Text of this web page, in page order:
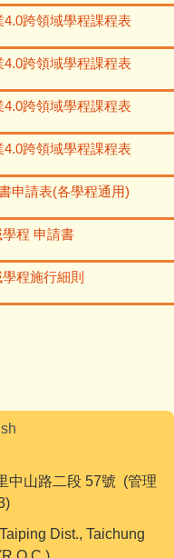
4.0跨領域學程課程表
4.0跨領域學程課程表
4.0跨領域學程課程表
4.0跨領域學程課程表
申請表(各學程通用)
程 申請書
程施行細則
中山路二段 57號 (管理
Dist., Taichung